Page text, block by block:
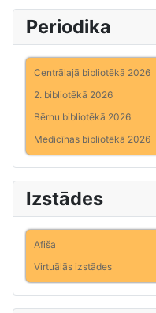
Periodika
Centrālajā bibliotēkā 2026
2. bibliotēkā 2026
Bērnu bibliotēkā 2026
Medicīnas bibliotēkā 2026
Izstādes
Afiša
Virtuālās izstādes